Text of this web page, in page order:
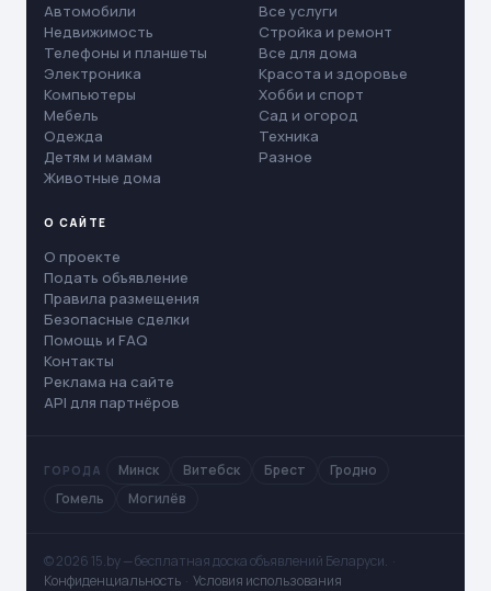
Автомобили
Недвижимость
Телефоны и планшеты
Электроника
Компьютеры
Мебель
Одежда
Детям и мамам
Животные дома
Все услуги
Стройка и ремонт
Все для дома
Красота и здоровье
Хобби и спорт
Сад и огород
Техника
Разное
О САЙТЕ
О проекте
Подать объявление
Правила размещения
Безопасные сделки
Помощь и FAQ
Контакты
Реклама на сайте
API для партнёров
ГОРОДА Минск Витебск Брест
Гродно
Гомель
Могилёв
© 2026 15.by — бесплатная доска объявлений Беларуси. ·
Конфиденциальность · Условия использования